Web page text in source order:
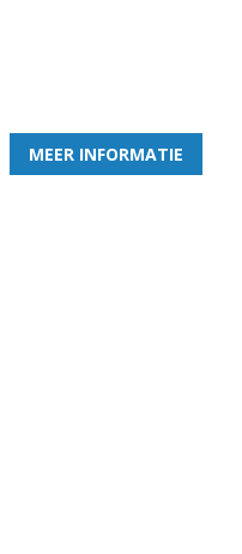
Word nu lid
en geniet iedere week van
MEER INFORMATIE